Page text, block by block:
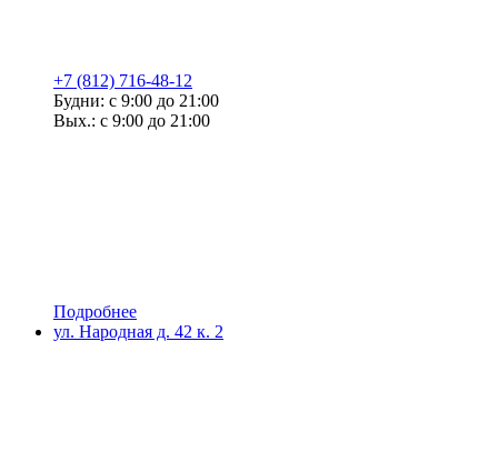
+7 (812) 716-48-12
Будни: с 9:00 до 21:00
Вых.: с 9:00 до 21:00
Подробнее
ул. Народная д. 42 к. 2